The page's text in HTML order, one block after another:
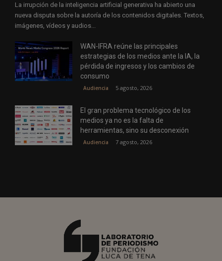
La irrupción de la inteligencia artificial generativa ha abierto una
nueva disputa sobre la autoría de los contenidos digitales. Textos,
imágenes, vídeos y audios...
WAN-IFRA reúne las principales
estrategias de los medios ante la IA, la
pérdida de ingresos y los cambios de
consumo
Audiencia 5 agosto, 2026
El gran problema tecnológico de los
medios ya no es la falta de
herramientas, sino su desconexión
Audiencia 7 agosto, 2026